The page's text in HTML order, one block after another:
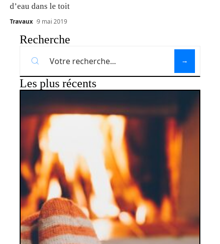
d’eau dans le toit
Travaux 9 mai 2019
Recherche
Les plus récents